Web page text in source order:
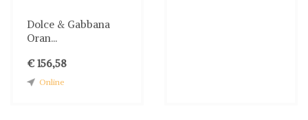
Dolce & Gabbana
Oran...
€ 156,58
Online